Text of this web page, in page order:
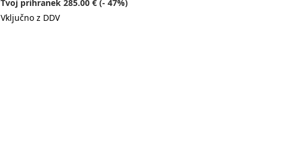
Tvoj prihranek 285.00 € (- 47%)
Vključno z DDV